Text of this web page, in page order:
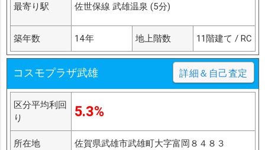
最寄り駅 佐世保線 武雄温泉 (5分)
築年数 14年 地上階数 11階建て / RC
コスモプラザ武雄 詳細＆自己査定
区分平均利回
り
5.3%
所在地 佐賀県武雄市武雄町大字富岡８４８３